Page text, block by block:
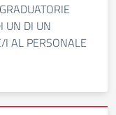
UN DI UN
I AL PERSONALE